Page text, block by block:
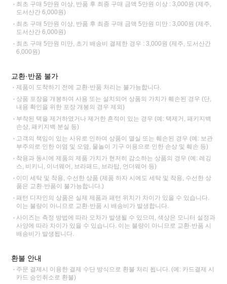
최초 구매 5만원 이상, 반품 후 최종 구매 금액 5만원 이상 : 3,000원 (제주,
도서산간 6,000원)
최초 구매 5만원 이상, 반품 후 최종 구매 금액 5만원 미만 : 3,000원 (제주,
도서산간 6,000원)
최초 구매 5만원 미만, 초기 배송비 결제한 경우 : 3,000원 (제주, 도서산간
6,000원)
교환·반품 불가
제품이 도착하기 전에 교환·반품 처리는 불가능합니다.
상품 포장을 개봉하여 사용 또는 설치되어 상품의 가치가 훼손된 경우 (단,
내용 확인을 위한 포장 개봉의 경우 제외)
부착된 택을 제거하였거나 제거한 흔적이 있는 경우 (예: 택제거, 패키지백
손상, 패키지백 분실 등)
고객의 책임이 있는 사유로 인하여 상품이 멸실 또는 훼손된 경우 (예: 보관
부주의로 인한 이염 및 오염, 물놀이 기구 이용으로 인한 손상 및 훼손 등)
착용과 동시에 제품의 제품 가치가 현저히 감소하는 상품의 경우 (예: 레깅
스, 비키니, 이너웨어, 브라패드, 브라탑, 언더웨어 등)
이미 세탁 및 착용, 수선한 상품 (제품 하자 시에도 세탁 및 착용, 수선한 상
품은 교환·반품이 불가능합니다.)
패턴 디자인의 상품은 실제 제품과 패턴 위치가 차이가 있을 수 있습니다.
이는 불량이 아니므로 교환·반품 시 배송비가 발생합니다.
사이즈는 측정 방법에 따라 오차가 발생될 수 있으며, 색상은 모니터 설정과
사양에 따라 차이가 있을 수 있습니다. 이는 불량이 아니므로 교환·반품 시
배송비가 발생됩니다.
환불 안내
주문 결제시 이용한 결제 수단 방식으로 환불 처리 됩니다. (예: 카드결제 시
카드 승인취소로 환불)